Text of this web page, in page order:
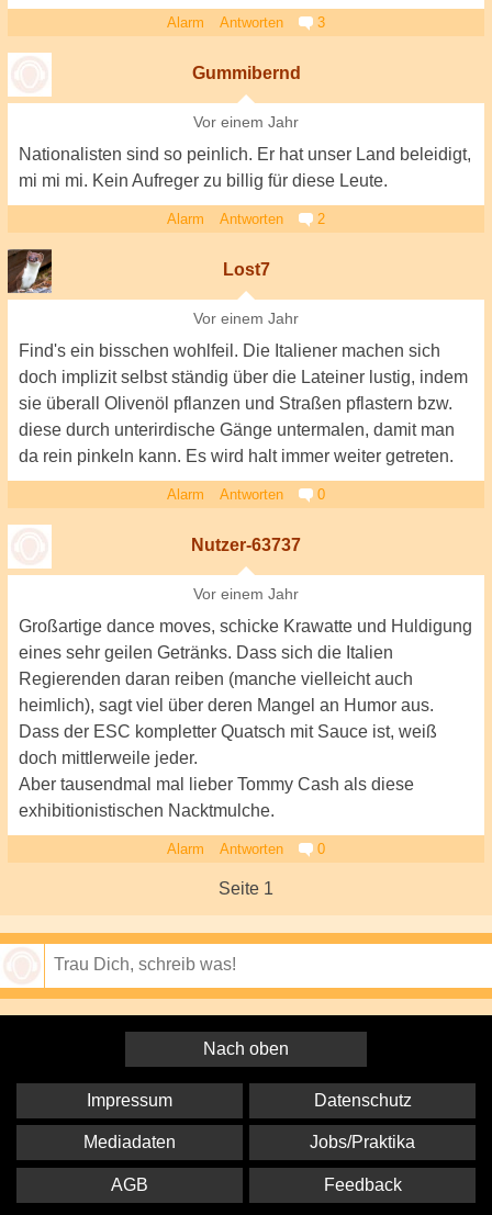
Alarm Antworten 3
Gummibernd
Vor einem Jahr
Nationalisten sind so peinlich. Er hat unser Land beleidigt,
mi mi mi. Kein Aufreger zu billig für diese Leute.
Alarm Antworten 2
Lost7
Vor einem Jahr
Find's ein bisschen wohlfeil. Die Italiener machen sich
doch implizit selbst ständig über die Lateiner lustig, indem
sie überall Olivenöl pflanzen und Straßen pflastern bzw.
diese durch unterirdische Gänge untermalen, damit man
da rein pinkeln kann. Es wird halt immer weiter getreten.
Alarm Antworten 0
Nutzer-63737
Vor einem Jahr
Großartige dance moves, schicke Krawatte und Huldigung
eines sehr geilen Getränks. Dass sich die Italien
Regierenden daran reiben (manche vielleicht auch
heimlich), sagt viel über deren Mangel an Humor aus.
Dass der ESC kompletter Quatsch mit Sauce ist, weiß
doch mittlerweile jeder.
Aber tausendmal mal lieber Tommy Cash als diese
exhibitionistischen Nacktmulche.
Alarm Antworten 0
Seite 1
Nach oben
Impressum Datenschutz
Mediadaten Jobs/Praktika
AGB Feedback